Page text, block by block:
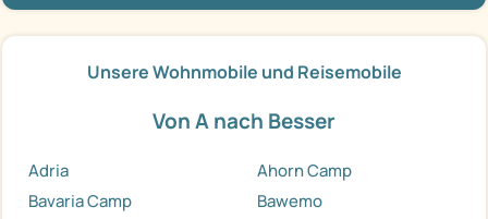
Unsere Wohnmobile und Reisemobile
Von A nach Besser
Adria
Ahorn Camp
Bavaria Camp
Bawemo